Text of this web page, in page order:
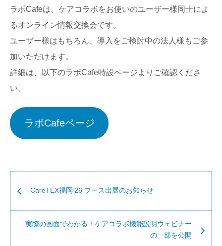
ラボCafeは、ケアコラボをお使いのユーザー様同士によ
るオンライン情報交換会です。
ユーザー様はもちろん、導入をご検討中の法人様もご参
加いただけます。
詳細は、以下のラボCafe特設ページよりご確認くださ
い。
ラボCafeページ
CareTEX福岡’26 ブース出展のお知らせ
実際の画面でわかる！ケアコラボ機能説明ウェビナー
の一部を公開